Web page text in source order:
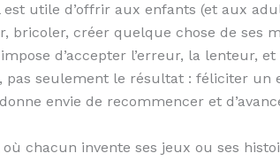
utile d’offrir aux enfants (et aux
bricoler, créer quelque chose de ses
d’accepter l’erreur, la lenteur,
pas seulement le résultat : féliciter un
envie de recommencer et
chacun invente ses jeux ou ses